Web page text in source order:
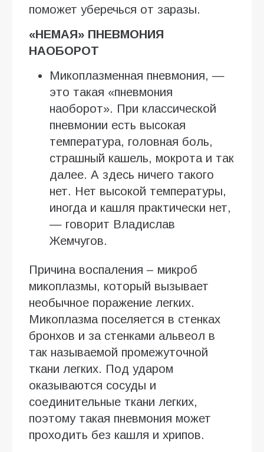
поможет уберечься от заразы.
«НЕМАЯ» ПНЕВМОНИЯ
НАОБОРОТ
Микоплазменная пневмония, —
это такая «пневмония
наоборот». При классической
пневмонии есть высокая
температура, головная боль,
страшный кашель, мокрота и так
далее. А здесь ничего такого
нет. Нет высокой температуры,
иногда и кашля практически нет,
— говорит Владислав
Жемчугов.
Причина воспаления – микроб
микоплазмы, который вызывает
необычное поражение легких.
Микоплазма поселяется в стенках
бронхов и за стенками альвеол в
так называемой промежуточной
ткани легких. Под ударом
оказываются сосуды и
соединительные ткани легких,
поэтому такая пневмония может
проходить без кашля и хрипов.